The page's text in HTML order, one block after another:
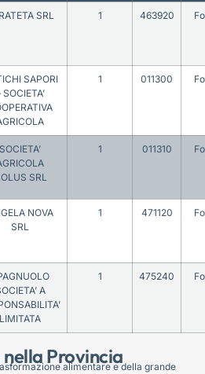
nella Provincia
SRL 1 463920
SAPORI
SOCIETA’
1 011300
SOCIETA’
SRL
1 011310
NOVA
SRL
1 471120
A
LIMITATA
1 475240
alimentare e della grande